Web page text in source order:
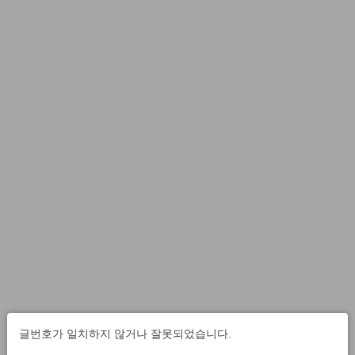
글번호가 일치하지 않거나 잘못되었습니다.